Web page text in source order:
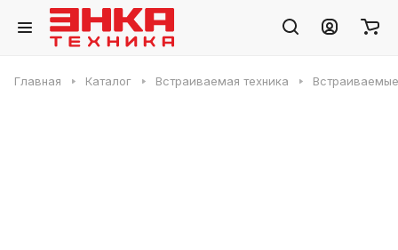
Главная Каталог Встраиваемая техника